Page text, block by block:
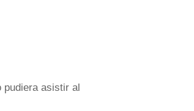
pudiera asistir al